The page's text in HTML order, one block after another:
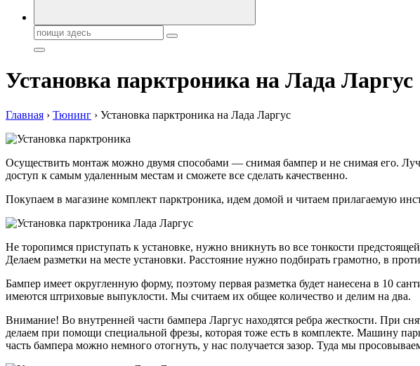
Поиск:
Установка парктроника на Лада Ларгус
Главная › Тюнинг › Установка парктроника на Лада Ларгус
Осуществить монтаж можно двумя способами — снимая бампер и не снимая его.
доступ к самым удаленным местам и сможете все сделать качественно.
Покупаем в магазине комплект парктроника, идем домой и читаем прилагаемую
Не торопимся приступать к установке, нужно вникнуть во все тонкости
Делаем разметки на месте установки. Расстояние нужно подбирать грамотно, в
Бампер имеет округленную форму, поэтому первая разметка будет нанесена в 10
имеются штриховые выпуклости. Мы считаем их общее количество и делим на два.
Внимание! Во внутренней части бампера Ларгус находятся ребра жесткости. При
делаем при помощи специальной фрезы, которая тоже есть в комплекте. Машину
часть бампера можно немного отогнуть, у нас получается зазор. Туда мы